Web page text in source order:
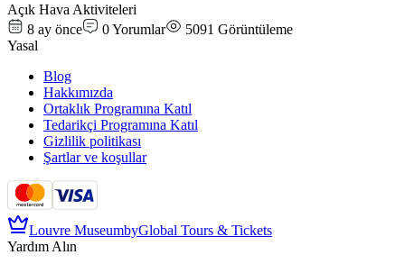
Açık Hava Aktiviteleri
8 ay önce
0Yorumlar 5091 Görüntüleme
Yasal
Blog
Hakkımızda
Ortaklık Programına Katıl
Tedarikçi Programına Katıl
Gizlilik politikası
Şartlar ve koşullar
Louvre MuseumbyGlobal Tours & Tickets
Yardım Alın